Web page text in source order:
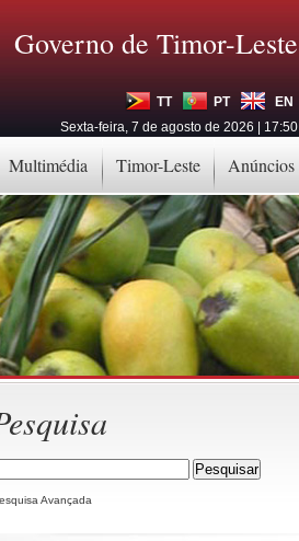
Multimédia Timor-Leste Anúncios
Governo de Timor-Leste
TT PT
EN
Sexta-feira, 7 de agosto de 2026 | 17:50
Avançada